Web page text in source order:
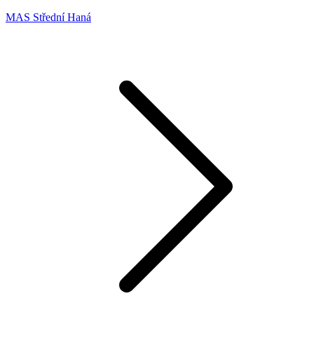
MAS Střední Haná